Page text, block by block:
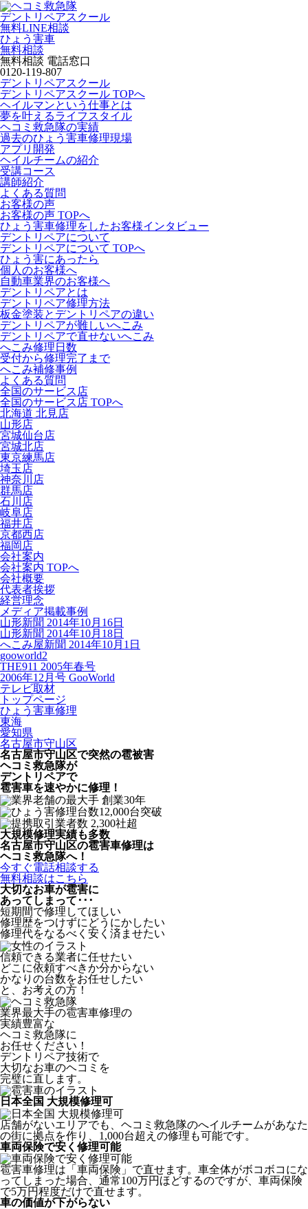
デントリペアスクール
無料LINE相談
ひょう害車
無料相談
無料相談 電話窓口
0120-119-807
デントリペアスクール
デントリペアスクール TOPへ
ヘイルマンという仕事とは
夢を叶えるライフスタイル
ヘコミ救急隊の実績
過去のひょう害車修理現場
アプリ開発
ヘイルチームの紹介
受講コース
講師紹介
よくある質問
お客様の声
お客様の声 TOPへ
ひょう害車修理をしたお客様インタビュー
デントリペアについて
デントリペアについて TOPへ
ひょう害にあったら
個人のお客様へ
自動車業界のお客様へ
デントリペアとは
デントリペア修理方法
板金塗装とデントリペアの違い
デントリペアが難しいへこみ
デントリペアで直せないへこみ
へこみ修理日数
受付から修理完了まで
へこみ補修事例
よくある質問
全国のサービス店
全国のサービス店 TOPへ
北海道 北見店
山形店
宮城仙台店
宮城北店
東京練馬店
埼玉店
神奈川店
群馬店
石川店
岐阜店
福井店
京都西店
福岡店
会社案内
会社案内 TOPへ
会社概要
代表者挨拶
経営理念
メディア掲載事例
山形新聞 2014年10月16日
山形新聞 2014年10月18日
へこみ屋新聞 2014年10月1日
gooworld2
THE911 2005年春号
2006年12月号 GooWorld
テレビ取材
トップページ
ひょう害車修理
東海
愛知県
名古屋市守山区
名古屋市守山区で突然の雹被害
ヘコミ救急隊が
デントリペアで
雹害車を速やかに修理！
大規模修理実績も多数
名古屋市守山区の雹害車修理は
ヘコミ救急隊へ！
今すぐ電話相談する
無料相談はこちら
大切なお車が雹害に
あってしまって･･･
短期間で修理してほしい
修理歴をつけずにどうにかしたい
修理代をなるべく安く済ませたい
信頼できる業者に任せたい
どこに依頼すべきか分からない
かなりの台数をお任せしたい
と、お考えの方！
業界最大手の雹害車修理の
実績豊富な
ヘコミ救急隊に
お任せください！
デントリペア技術で
大切なお車のヘコミを
完璧に直します。
日本全国 大規模修理可
店舗がないエリアでも、ヘコミ救急隊のへイルチームがあなた
の街に拠点を作り、1,000台超えの修理も可能です。
車両保険で安く修理可能
雹害車修理は「車両保険」で直せます。車全体がボコボコにな
ってしまった場合、通常100万円ほどするのですが、車両保険
で5万円程度だけで直せます。
車の価値が下がらない